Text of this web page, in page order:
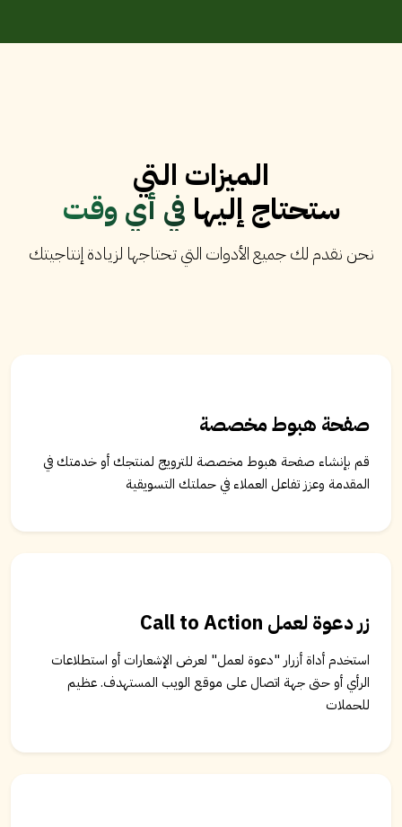
الميزات التي
ستحتاج إليها في أي وقت
نحن نقدم لك جميع الأدوات التي تحتاجها لزيادة إنتاجيتك
صفحة هبوط مخصصة
قم بإنشاء صفحة هبوط مخصصة للترويج لمنتجك أو خدمتك في
المقدمة وعزز تفاعل العملاء في حملتك التسويقية
زر دعوة لعمل Call to Action
استخدم أداة أزرار "دعوة لعمل" لعرض الإشعارات أو استطلاعات
الرأي أو حتى جهة اتصال على موقع الويب المستهدف. عظيم
للحملات